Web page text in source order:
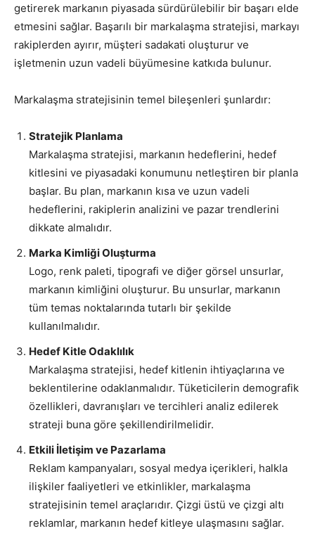
getirerek markanın piyasada sürdürülebilir bir başarı elde
etmesini sağlar. Başarılı bir markalaşma stratejisi, markayı
rakiplerden ayırır, müşteri sadakati oluşturur ve
işletmenin uzun vadeli büyümesine katkıda bulunur.
Markalaşma stratejisinin temel bileşenleri şunlardır:
Stratejik Planlama
Markalaşma stratejisi, markanın hedeflerini, hedef
kitlesini ve piyasadaki konumunu netleştiren bir planla
başlar. Bu plan, markanın kısa ve uzun vadeli
hedeflerini, rakiplerin analizini ve pazar trendlerini
dikkate almalıdır.
Marka Kimliği Oluşturma
Logo, renk paleti, tipografi ve diğer görsel unsurlar,
markanın kimliğini oluşturur. Bu unsurlar, markanın
tüm temas noktalarında tutarlı bir şekilde
kullanılmalıdır.
Hedef Kitle Odaklılık
Markalaşma stratejisi, hedef kitlenin ihtiyaçlarına ve
beklentilerine odaklanmalıdır. Tüketicilerin demografik
özellikleri, davranışları ve tercihleri analiz edilerek
strateji buna göre şekillendirilmelidir.
Etkili İletişim ve Pazarlama
Reklam kampanyaları, sosyal medya içerikleri, halkla
ilişkiler faaliyetleri ve etkinlikler, markalaşma
stratejisinin temel araçlarıdır. Çizgi üstü ve çizgi altı
reklamlar, markanın hedef kitleye ulaşmasını sağlar.